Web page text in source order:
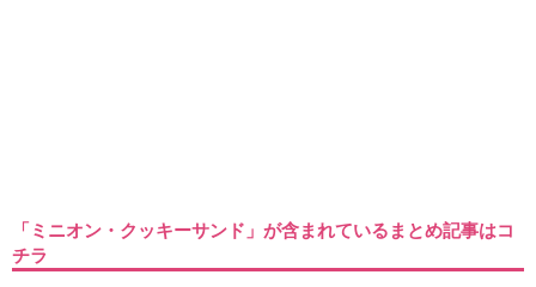
「ミニオン・クッキーサンド」が含まれているまとめ記事はコ
チラ